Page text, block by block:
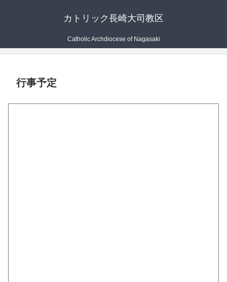
カトリック長崎大司教区
Catholic Archdiocese of Nagasaki
行事予定